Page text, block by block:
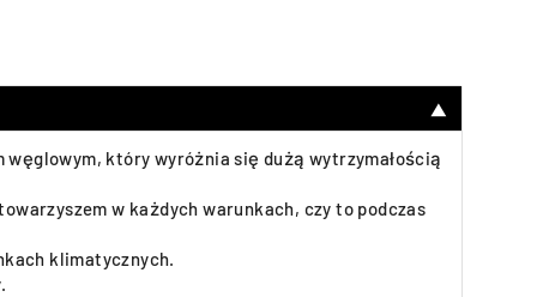
▼
który wyróżnia się dużą wytrzymałością
w każdych warunkach, czy to podczas
klimatycznych.